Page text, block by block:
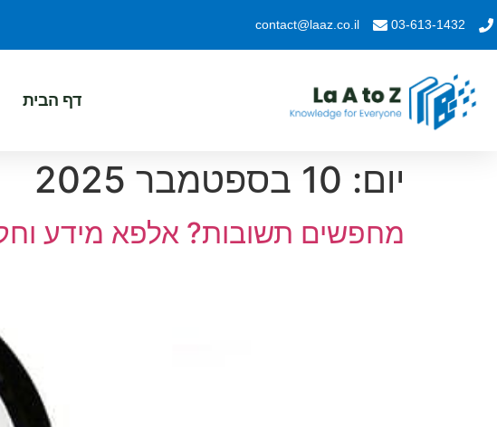
03-613-1432
contact@laaz.co.il
דף הבית
יום: 10 בספטמבר 2025
מחפשים תשובות? אלפא מידע